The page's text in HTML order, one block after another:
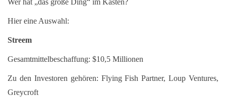
Hier eine Auswahl:
Streem
Gesamtmittelbeschaffung: $10,5 Millionen
Zu den Investoren gehören: Flying Fish Partner, Loup Ventures,
Greycroft